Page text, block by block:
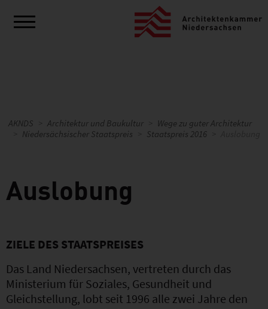
AKNDS Architektur und Baukultur
Wege zu guter Architektur
Niedersächsischer Staatspreis
Staatspreis 2016
Auslobung
ZIELE DES STAATSPREISES
Das Land Niedersachsen, vertreten durch das
Ministerium für Soziales, Gesundheit und
Gleichstellung, lobt seit 1996 alle zwei Jahre den